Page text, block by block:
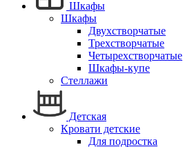
Шкафы
Шкафы
Двухстворчатые
Трехстворчатые
Четырехстворчатые
Шкафы-купе
Стеллажи
Детская
Кровати детские
Для подростка